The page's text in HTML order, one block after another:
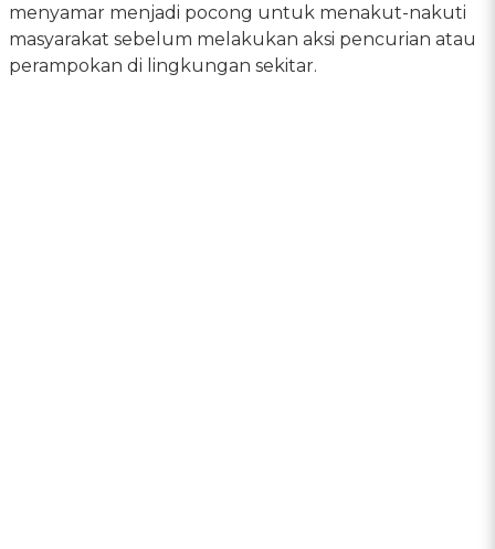
menyamar menjadi pocong untuk menakut-nakuti
masyarakat sebelum melakukan aksi pencurian atau
perampokan di lingkungan sekitar.